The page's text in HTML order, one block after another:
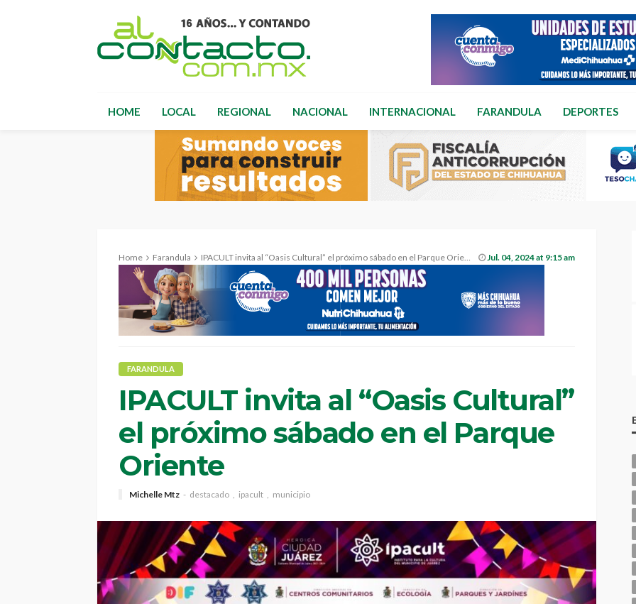
HOME LOCAL REGIONAL NACIONAL INTERNACIONAL FARANDULA DEPORTES
Home Farandula IPACULT invita al “Oasis Cultural” el próximo sábado en el Parque Oriente Jul. 04, 2024 at 9:15 am
FARANDULA
IPACULT invita al “Oasis Cultural”
el próximo sábado en el Parque
Oriente
Michelle Mtz destacado ipacult municipio